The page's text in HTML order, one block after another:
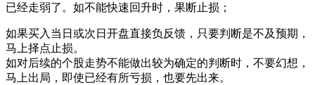
已经走弱了。如不能快速回升时，果断止损；
如果买入当日或次日开盘直接负反馈，只要判断是不及预期，
马上择点止损。
如对后续的个股走势不能做出较为确定的判断时，不要幻想，
马上出局，即使已经有所亏损，也要先出来。